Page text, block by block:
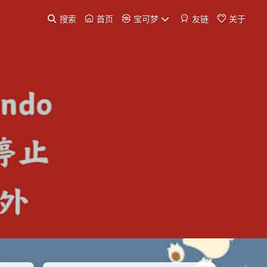
搜索 首页 宝可梦 友链 关于